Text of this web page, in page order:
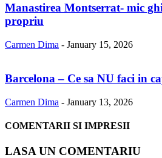
Manastirea Montserrat- mic
propriu
Carmen Dima - January 15, 2026
Barcelona – Ce sa NU faci in
Carmen Dima - January 13, 2026
COMENTARII SI IMPRESII
LASA UN COMENTARIU